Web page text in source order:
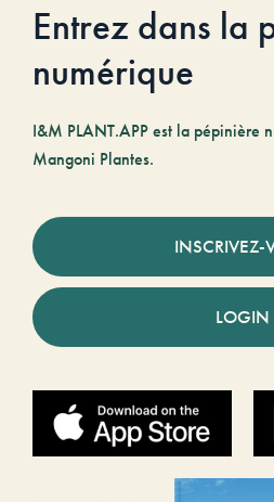
Entrez dans la
numérique
I&M PLANT.APP est la pépinière
Mangoni Plantes.
INSCRIVEZ-
LOGIN